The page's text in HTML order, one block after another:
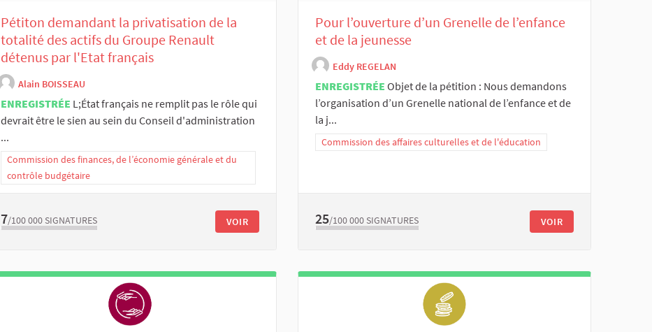
Pétiton demandant la privatisation de la
totalité des actifs du Groupe Renault
détenus par l'Etat français
Alain BOISSEAU
ENREGISTRÉE L;État français ne remplit pas le rôle qui
devrait être le sien au sein du Conseil d'administration
...
Commission des finances, de l’économie générale et du
contrôle budgétaire
7/100 000 SIGNATURES VOIR
Pour l’ouverture d’un Grenelle de l’enfance
et de la jeunesse
Eddy REGELAN
ENREGISTRÉE Objet de la pétition : Nous demandons
l’organisation d’un Grenelle national de l’enfance et de
la j...
Commission des affaires culturelles et de l'éducation
25/100 000 SIGNATURES VOIR